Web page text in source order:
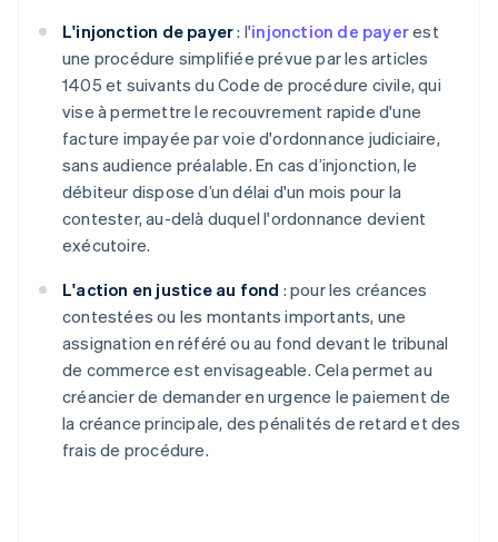
L'injonction de payer: l'injonction de payerest
une procédure simplifiée prévue par les articles
1405 et suivants du Code de procédure civile, qui
vise à permettre le recouvrement rapide d'une
facture impayée par voie d'ordonnance judiciaire,
sans audience préalable. En cas d’injonction, le
débiteur dispose d’un délai d'un mois pour la
contester, au-delà duquel l'ordonnance devient
exécutoire.
L'action en justice au fond : pour les créances
contestées ou les montants importants, une
assignation en référé ou au fond devant le tribunal
de commerce est envisageable. Cela permet au
créancier de demander en urgence le paiement de
la créance principale, des pénalités de retard et des
frais de procédure.